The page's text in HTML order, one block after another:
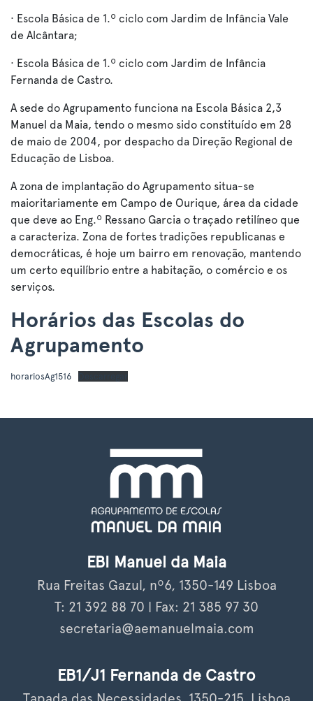
· Escola Básica de 1.º ciclo com Jardim de Infância Vale
de Alcântara;
· Escola Básica de 1.º ciclo com Jardim de Infância
Fernanda de Castro.
A sede do Agrupamento funciona na Escola Básica 2,3
Manuel da Maia, tendo o mesmo sido constituído em 28
de maio de 2004, por despacho da Direção Regional de
Educação de Lisboa.
A zona de implantação do Agrupamento situa-se
maioritariamente em Campo de Ourique, área da cidade
que deve ao Eng.º Ressano Garcia o traçado retilíneo que
a caracteriza. Zona de fortes tradições republicanas e
democráticas, é hoje um bairro em renovação, mantendo
um certo equilíbrio entre a habitação, o comércio e os
serviços.
Horários das Escolas do
Agrupamento
horariosAg1516
EBI Manuel da Maia
Rua Freitas Gazul, nº6, 1350-149 Lisboa
T: 21 392 88 70 | Fax: 21 385 97 30
secretaria@aemanuelmaia.com
EB1/J1 Fernanda de Castro